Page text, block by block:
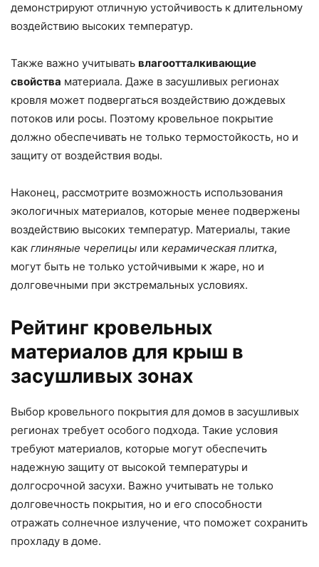
демонстрируют отличную устойчивость к длительному
воздействию высоких температур.
Также важно учитывать влагоотталкивающие
свойства материала. Даже в засушливых регионах
кровля может подвергаться воздействию дождевых
потоков или росы. Поэтому кровельное покрытие
должно обеспечивать не только термостойкость, но и
защиту от воздействия воды.
Наконец, рассмотрите возможность использования
экологичных материалов, которые менее подвержены
воздействию высоких температур. Материалы, такие
как глиняные черепицы или керамическая плитка,
могут быть не только устойчивыми к жаре, но и
долговечными при экстремальных условиях.
Рейтинг кровельных
материалов для крыш в
засушливых зонах
Выбор кровельного покрытия для домов в засушливых
регионах требует особого подхода. Такие условия
требуют материалов, которые могут обеспечить
надежную защиту от высокой температуры и
долгосрочной засухи. Важно учитывать не только
долговечность покрытия, но и его способности
отражать солнечное излучение, что поможет сохранить
прохладу в доме.